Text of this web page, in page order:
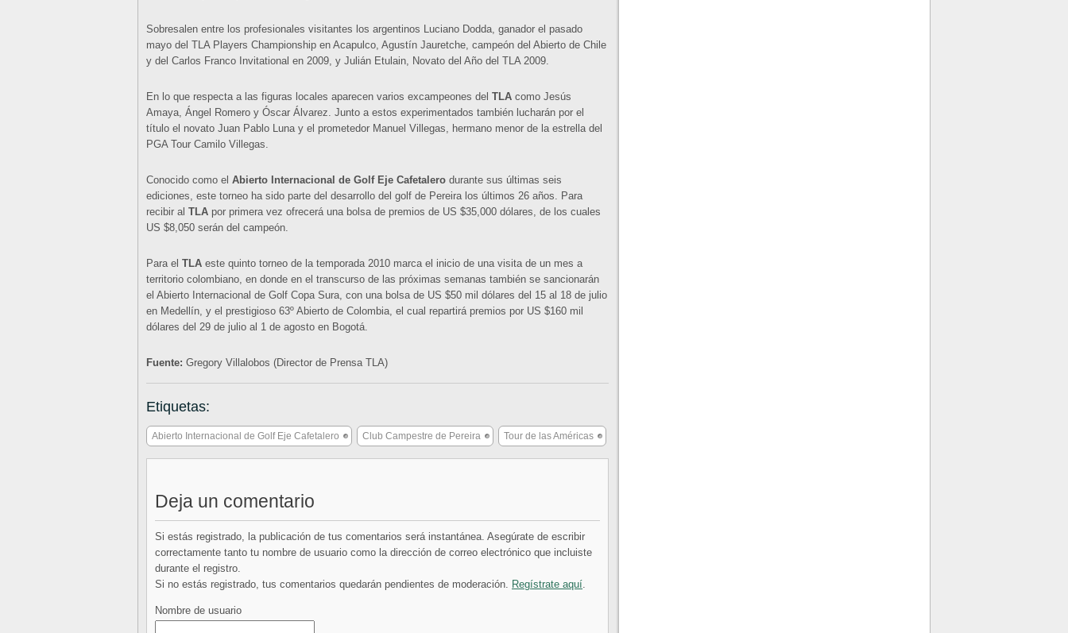
Sobresalen entre los profesionales visitantes los argentinos Luciano Dodda, ganador el pasado
mayo del TLA Players Championship en Acapulco, Agustín Jauretche, campeón del Abierto de Chile
y del Carlos Franco Invitational en 2009, y Julián Etulain, Novato del Año del TLA 2009.
En lo que respecta a las figuras locales aparecen varios excampeones del TLA como Jesús
Amaya, Ángel Romero y Óscar Álvarez. Junto a estos experimentados también lucharán por el
título el novato Juan Pablo Luna y el prometedor Manuel Villegas, hermano menor de la estrella del
PGA Tour Camilo Villegas.
Conocido como el Abierto Internacional de Golf Eje Cafetalero durante sus últimas seis
ediciones, este torneo ha sido parte del desarrollo del golf de Pereira los últimos 26 años. Para
recibir al TLA por primera vez ofrecerá una bolsa de premios de US $35,000 dólares, de los cuales
US $8,050 serán del campeón.
Para el TLA este quinto torneo de la temporada 2010 marca el inicio de una visita de un mes a
territorio colombiano, en donde en el transcurso de las próximas semanas también se sancionarán
el Abierto Internacional de Golf Copa Sura, con una bolsa de US $50 mil dólares del 15 al 18 de julio
en Medellín, y el prestigioso 63º Abierto de Colombia, el cual repartirá premios por US $160 mil
dólares del 29 de julio al 1 de agosto en Bogotá.
Fuente: Gregory Villalobos (Director de Prensa TLA)
Etiquetas:
Abierto Internacional de Golf Eje Cafetalero Club Campestre de Pereira Tour de las Américas
Deja un comentario
Si estás registrado, la publicación de tus comentarios será instantánea. Asegúrate de escribir
correctamente tanto tu nombre de usuario como la dirección de correo electrónico que incluiste
durante el registro.
Si no estás registrado, tus comentarios quedarán pendientes de moderación. Regístrate aquí.
Nombre de usuario